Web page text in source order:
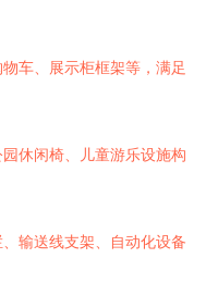
物车、展示柜框架等，满足
休闲椅、儿童游乐设施构
输送线支架、自动化设备